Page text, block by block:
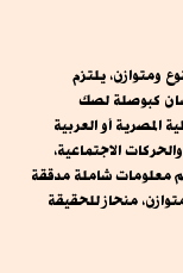
ومتوازن، يلتزم
كبوصلة لصك
المصرية أو العربية
الاجتماعية،
معلومات شاملة مدققة
منحاز للحقيقة